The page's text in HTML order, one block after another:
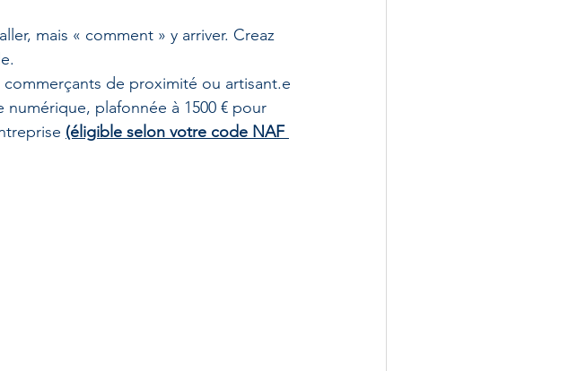
de proximité ou artisant.e
numérique, plafonnée à 1500 € pour
(éligible selon votre code NAF